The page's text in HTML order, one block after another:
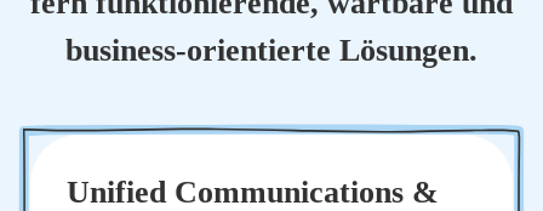
busi­ness-ori­en­tier­te Lösun­gen.
Uni­fied Com­mu­ni­ca­ti­ons &